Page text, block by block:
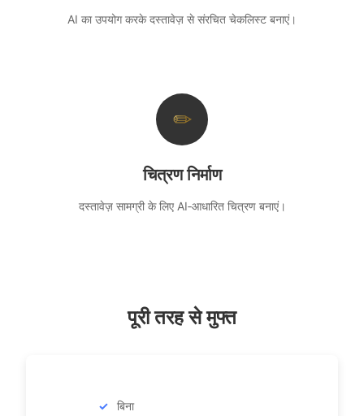
AI का उपयोग करके दस्तावेज़ से संरचित चेकलिस्ट बनाएं।
✏
चित्रण निर्माण
दस्तावेज़ सामग्री के लिए AI‑आधारित चित्रण बनाएं।
पूरी तरह से मुफ्त
बिना